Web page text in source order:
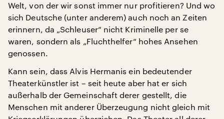
Welt, von der wir sonst immer nur profitieren? Und wo
sich Deutsche (unter anderem) auch noch an Zeiten
erinnern, da „Schleuser“ nicht Kriminelle per se
waren, sondern als „Fluchthelfer“ hohes Ansehen
genossen.
Kann sein, dass Alvis Hermanis ein bedeutender
Theaterkünstler ist – seit heute aber hat er sich
außerhalb der Gemeinschaft derer gestellt, die
Menschen mit anderer Überzeugung nicht gleich mit